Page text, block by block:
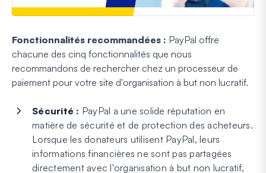
Fonctionnalités recommandées : PayPal offre
chacune des cinq fonctionnalités que nous
recommandons de rechercher chez un processeur de
paiement pour votre site d'organisation à but non lucratif.
Sécurité : PayPal a une solide réputation en
matière de sécurité et de protection des acheteurs.
Lorsque les donateurs utilisent PayPal, leurs
informations financières ne sont pas partagées
directement avec l'organisation à but non lucratif,